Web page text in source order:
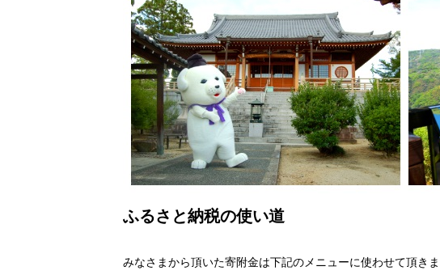
ふるさと納税の使い道
みなさまから頂いた寄附金は下記のメニューに使わせて頂きま